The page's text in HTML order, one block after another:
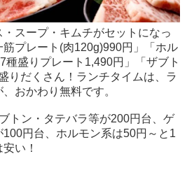
スープ・キムチがセットになっ
プレート(肉120g)990円」「ホル
種盛りプレート1,490円」「ザブト
りだくさん！ランチタイムは、ラ
おかわり無料です。
トン・タテバラ等が200円台、ゲ
円台、ホルモン系は50円～と1
い！